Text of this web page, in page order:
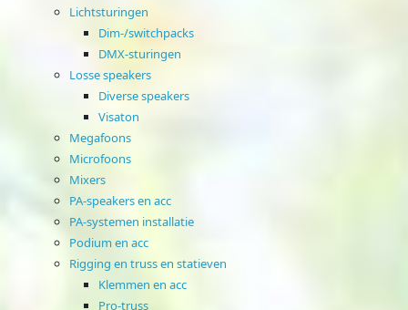
Lichtsturingen
Dim-/switchpacks
DMX-sturingen
Losse speakers
Diverse speakers
Visaton
Megafoons
Microfoons
Mixers
PA-speakers en acc
PA-systemen installatie
Podium en acc
Rigging en truss en statieven
Klemmen en acc
Pro-truss